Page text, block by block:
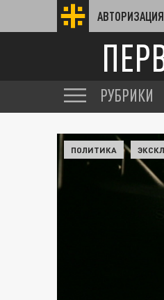
АВТОРИЗАЦИЯ
РУБРИКИ
ПОЛИТИКА